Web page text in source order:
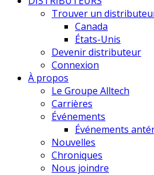
Trouver un
Canada
États-Unis
Devenir distributeur
Connexion
À propos
Le Groupe Alltech
Carrières
Événements
Événements
Nouvelles
Chroniques
Nous joindre